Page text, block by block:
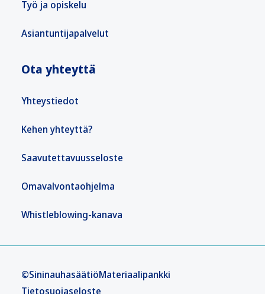
Työ ja opiskelu
Asiantuntijapalvelut
Ota yhteyttä
Yhteystiedot
Kehen yhteyttä?
Saavutettavuusseloste
Omavalvontaohjelma
Whistleblowing-kanava
©SininauhasäätiöMateriaalipankki
Tietosuojaseloste